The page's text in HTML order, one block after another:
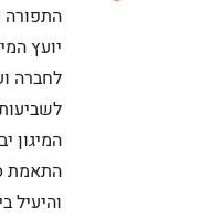
התפורה
יועץ
לחברה
המיגון
התאמת
והיעיל